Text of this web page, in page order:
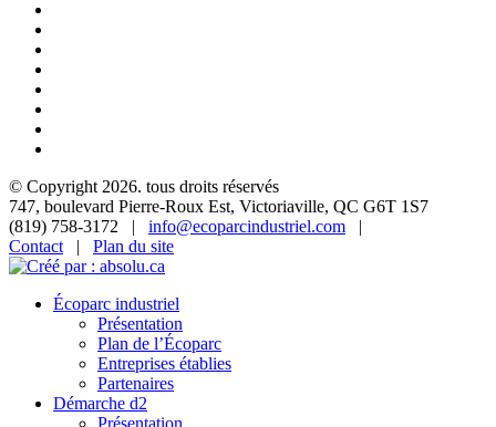
© Copyright 2026. tous droits réservés
747, boulevard Pierre-Roux Est, Victoriaville, QC G6T 1S7
(819) 758-3172 | info@ecoparcindustriel.com |
Contact| Plan du site
Écoparc industriel
Présentation
Plan de l’Écoparc
Entreprises établies
Partenaires
Démarche d2